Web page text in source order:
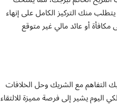
منك التركيز الكامل على إنهاء
أو عائد مالي غير متوقع
التفاهم مع الشريك وحل الخلافات
اليوم يشير إلى فرصة مميزة للالتقاء